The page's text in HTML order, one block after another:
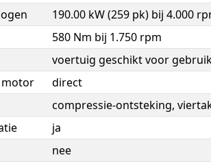
190.00 kW (259 pk) bij 4.000
580 Nm bij 1.750 rpm
voertuig geschikt voor
direct
compressie-ontsteking,
ja
nee